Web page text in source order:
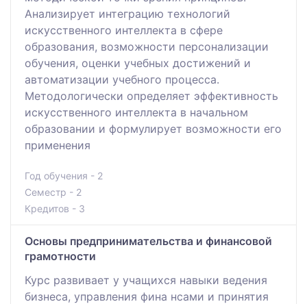
Анализирует интеграцию технологий
искусственного интеллекта в сфере
образования, возможности персонализации
обучения, оценки учебных достижений и
автоматизации учебного процесса.
Методологически определяет эффективность
искусственного интеллекта в начальном
образовании и формулирует возможности его
применения
Год обучения - 2
Семестр - 2
Кредитов - 3
Основы предпринимательства и финансовой
грамотности
Курс развивает у учащихся навыки ведения
бизнеса, управления фина нсами и принятия